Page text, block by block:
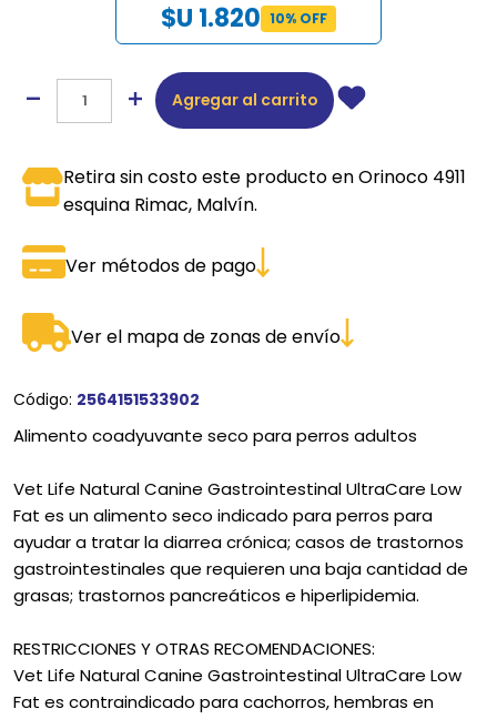
$U 1.820 10% OFF
Agregar al carrito
Retira sin costo este producto en Orinoco 4911
esquina Rimac, Malvín.
Ver métodos de pago
Ver el mapa de zonas de envío
Código: 2564151533902
Alimento coadyuvante seco para perros adultos
Vet Life Natural Canine Gastrointestinal UltraCare Low
Fat es un alimento seco indicado para perros para
ayudar a tratar la diarrea crónica; casos de trastornos
gastrointestinales que requieren una baja cantidad de
grasas; trastornos pancreáticos e hiperlipidemia.
RESTRICCIONES Y OTRAS RECOMENDACIONES:
Vet Life Natural Canine Gastrointestinal UltraCare Low
Fat es contraindicado para cachorros, hembras en